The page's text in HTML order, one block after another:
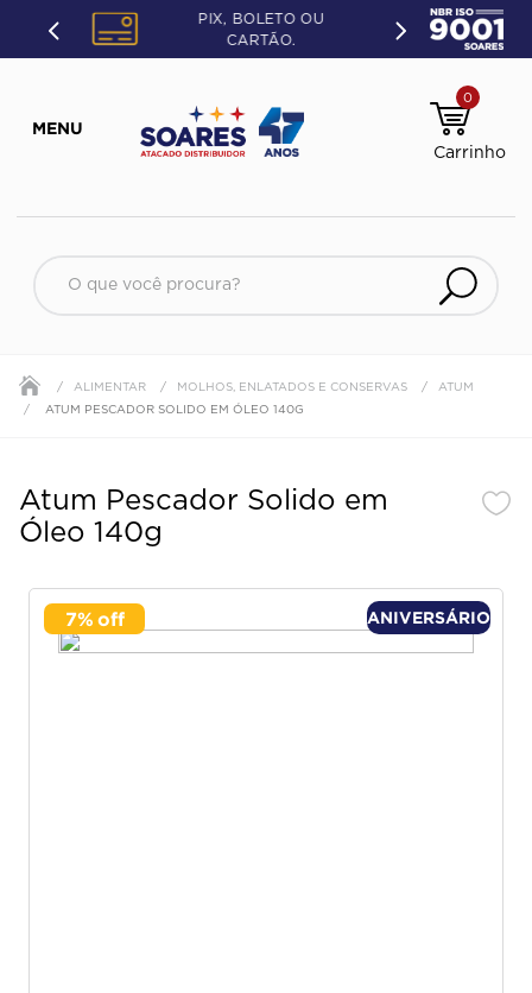
PIX, BOLETO OU
CARTÃO.
0
O que você procura?
ALIMENTAR MOLHOS, ENLATADOS E CONSERVAS
ATUM
ATUM PESCADOR SOLIDO EM ÓLEO 140G
Atum Pescador Solido em
Óleo 140g
ANIVERSÁRIO
7%